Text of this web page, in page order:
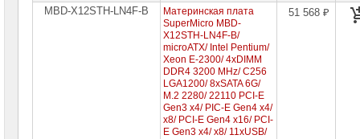
MBD-X12STH-LN4F-B
Материнская плата
SuperMicro MBD-
X12STH-LN4F-B/
microATX/ Intel Pentium/
Xeon E-2300/ 4xDIMM
DDR4 3200 MHz/ C256
LGA1200/ 8xSATA 6G/
M.2 2280/ 22110 PCI-E
Gen3 x4/ PIC-E Gen4 x4/
x8/ PCI-E Gen4 x16/ PCI-
E Gen3 x4/ x8/ 11xUSB/
51 568 ₽